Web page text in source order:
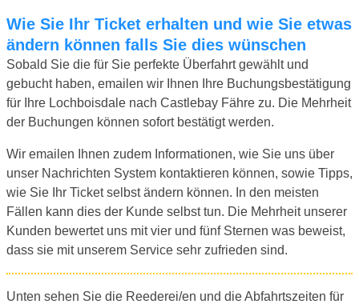
Wie Sie Ihr Ticket erhalten und wie Sie etwas
ändern können falls Sie dies wünschen
Sobald Sie die für Sie perfekte Überfahrt gewählt und
gebucht haben, emailen wir Ihnen Ihre Buchungsbestätigung
für Ihre Lochboisdale nach Castlebay Fähre zu. Die Mehrheit
der Buchungen können sofort bestätigt werden.
Wir emailen Ihnen zudem Informationen, wie Sie uns über
unser Nachrichten System kontaktieren können, sowie Tipps,
wie Sie Ihr Ticket selbst ändern können. In den meisten
Fällen kann dies der Kunde selbst tun. Die Mehrheit unserer
Kunden bewertet uns mit vier und fünf Sternen was beweist,
dass sie mit unserem Service sehr zufrieden sind.
Unten sehen Sie die Reederei/en und die Abfahrtszeiten für